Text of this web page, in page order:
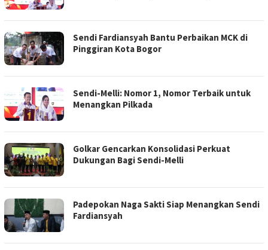
Sendi Fardiansyah Bantu Perbaikan MCK di
Pinggiran Kota Bogor
Sendi-Melli: Nomor 1, Nomor Terbaik untuk
Menangkan Pilkada
Golkar Gencarkan Konsolidasi Perkuat
Dukungan Bagi Sendi-Melli
Padepokan Naga Sakti Siap Menangkan Sendi
Fardiansyah